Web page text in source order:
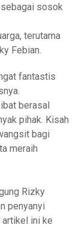
sosok
terutama
Febian.
fantastis
berasal
pihak. Kisah
bagi
meraih
Rizky
penyanyi
artikel ini ke